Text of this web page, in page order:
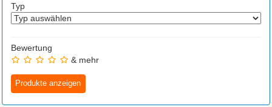
Typ
Bewertung
& mehr